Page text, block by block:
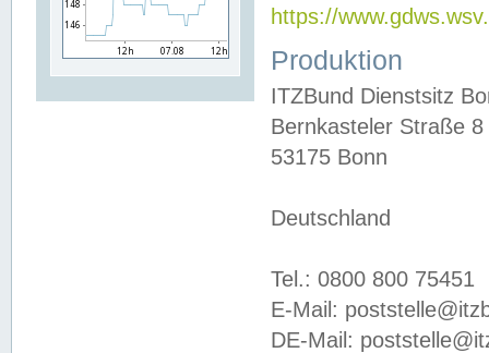
https://
Produktion
ITZBund Dienstsitz
Bernkasteler Straße 8
53175 Bonn
Deutschland
Tel.: 0800 800 75451
E-Mail:
DE-Mail: